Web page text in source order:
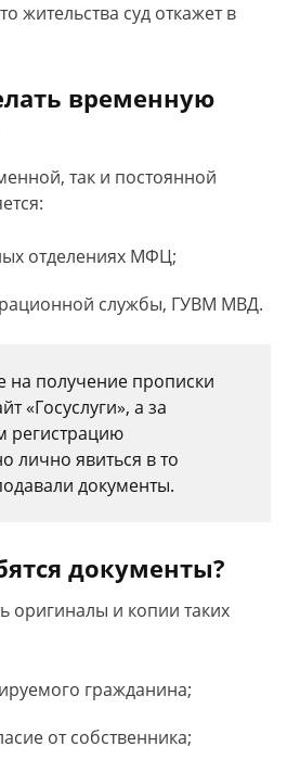
жительства суд откажет в
временную
так и постоянной
отделениях МФЦ;
службы, ГУВМ МВД.
на получение прописки
«Госуслуги», а за
регистрацию
лично явиться в то
документы.
документы?
оригиналы и копии таких
гражданина;
от собственника;